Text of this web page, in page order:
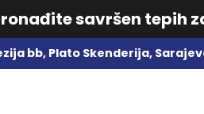
savršen tepih
bb, Plato Skenderija,